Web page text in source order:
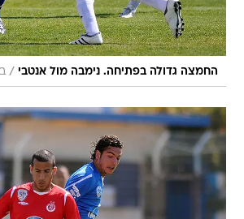
החמצה גדולה בפתיחה. נימבה מול אנטבי /